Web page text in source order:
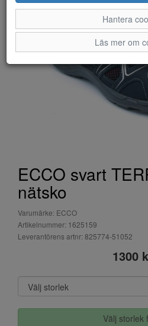
ECCO svart
nätsko
Varumärke: ECCO
Artikelnummer: 1625159
Leverantörens artnr: 825774-51052
1300
Välj storlek
Hantera
Läs mer om